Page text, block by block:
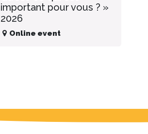
important pour vous ? »
2026
Online event